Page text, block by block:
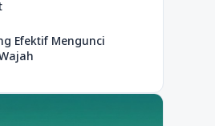
Efektif Mengunci